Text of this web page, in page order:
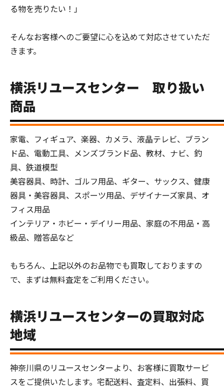
る物を売りたい！」
そんなお客様へのご要望に心を込めて対応させていただ
きます。
横浜リユースセンター 取り扱い
商品
家電、フィギュア、楽器、カメラ、液晶テレビ、ブラン
ド品、電動工具、メンズブランド品、教材、ナビ、釣
具、鉄道模型
美容器具、時計、ゴルフ用品、ギター、サックス、健康
器具・美容器具、スポーツ用品、デザイナーズ家具、オ
フィス用品
インテリア・ホビー・デイリー用品、家庭の不用品・高
級品、贈答品など
もちろん、上記以外のお品物でも買取しておりますの
で、まずは無料査定をご利用ください。
横浜リユースセンターの買取対応
地域
神奈川県のリユースセンターより、お客様に買取サービ
スをご提供いたします。宅配送料、査定料、出張料、買